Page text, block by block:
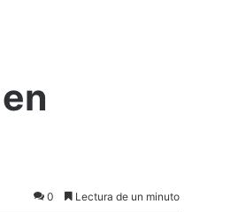
0 Lectura de un minuto